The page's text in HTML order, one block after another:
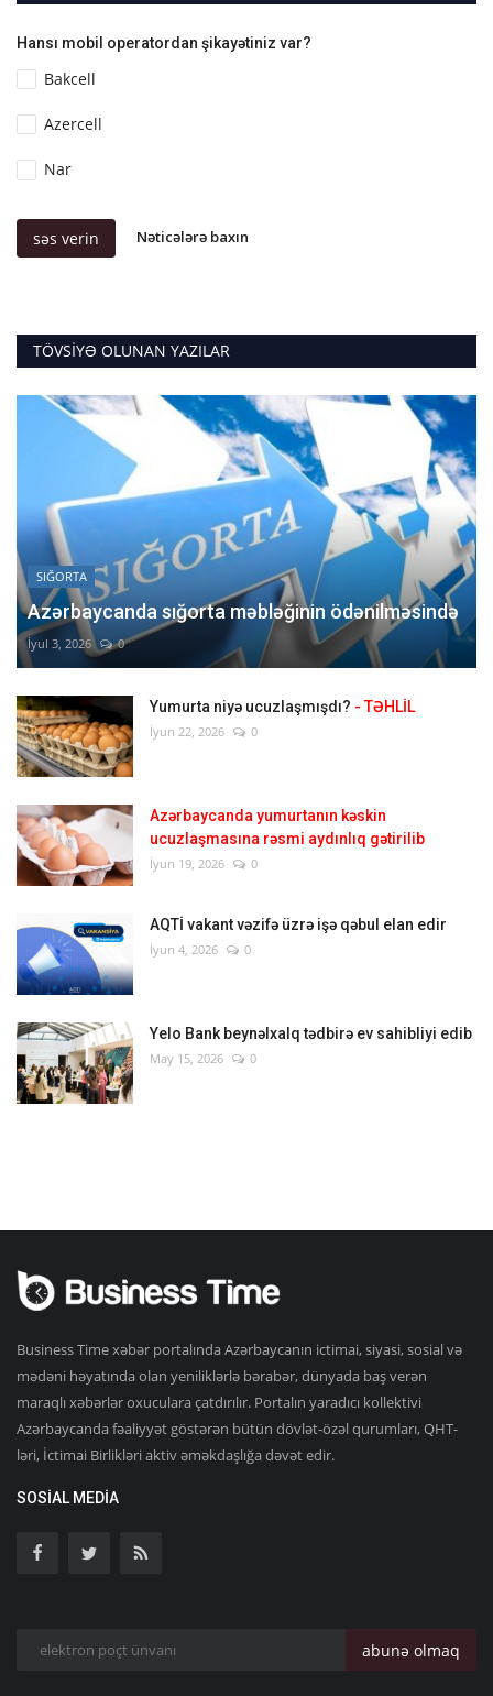
Hansı mobil operatordan şikayətiniz var?
Bakcell
Azercell
Nar
səs verin Nəticələrə baxın
TÖVSIYƏ OLUNAN YAZILAR
SIĞORTA
Azərbaycanda sığorta məbləğinin ödənilməsində
İyul 3, 2026 0
Yumurta niyə ucuzlaşmışdı? - TƏHLİL
İyun 22, 2026 0
Azərbaycanda yumurtanın kəskin
ucuzlaşmasına rəsmi aydınlıq gətirilib
İyun 19, 2026 0
AQTİ vakant vəzifə üzrə işə qəbul elan edir
İyun 4, 2026 0
Yelo Bank beynəlxalq tədbirə ev sahibliyi edib
May 15, 2026 0
Business Time xəbər portalında Azərbaycanın ictimai, siyasi, sosial və
mədəni həyatında olan yeniliklərlə bərabər, dünyada baş verən
maraqlı xəbərlər oxuculara çatdırılır. Portalın yaradıcı kollektivi
Azərbaycanda fəaliyyət göstərən bütün dövlət-özəl qurumları, QHT-
ləri, İctimai Birlikləri aktiv əməkdaşlığa dəvət edir.
SOSIAL MEDIA
abunə olmaq